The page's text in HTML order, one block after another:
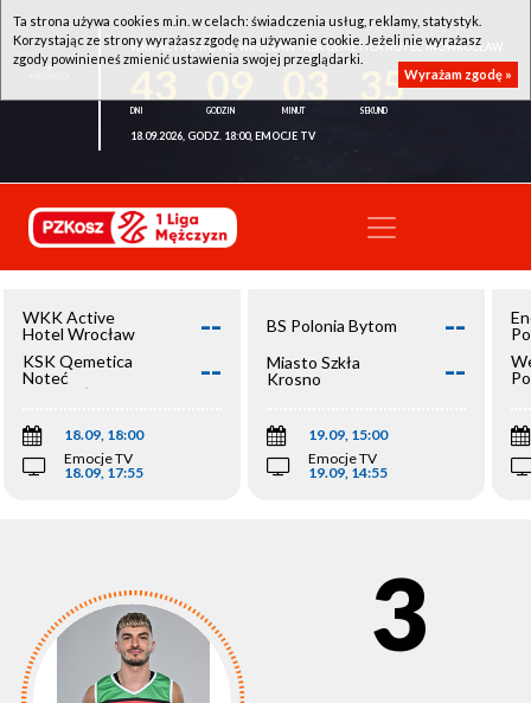
WKK ACTIVE HOTEL WROCŁAW - KSK QEMETICA NOTEĆ INOWROCŁAW
35
18.09.2026, GODZ. 18:00, EMOCJE TV
WKK Active
Hotel Wrocław
--
KSK Qemetica
Noteć
Inowrocław
--
18.09, 18:00
Emocje TV
18.09, 17:55
BS Polonia Bytom --
Miasto Szkła
Krosno
--
19.09, 15:00
Emocje TV
19.09, 14:55
3
Ta strona używa cookies m.in. w celach: świadczenia usług, reklamy, statystyk.
Korzystając ze strony wyrażasz zgodę na używanie cookie. Jeżeli nie wyrażasz
zgody powinieneś zmienić ustawienia swojej przeglądarki.
Wyrażam zgodę »